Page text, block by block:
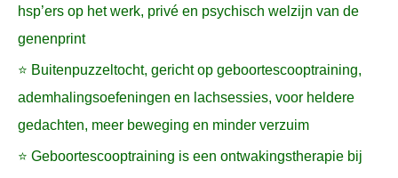
hsp’ers op het werk, privé en psychisch welzijn van de
genenprint
⭐ Buitenpuzzeltocht, gericht op geboortescooptraining,
ademhalingsoefeningen en lachsessies, voor heldere
gedachten, meer beweging en minder verzuim
⭐ Geboortescooptraining is een ontwakingstherapie bij